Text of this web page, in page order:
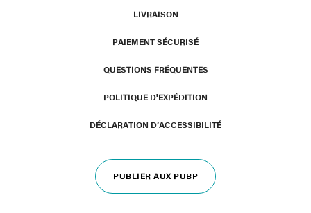
LIVRAISON
PAIEMENT SÉCURISÉ
QUESTIONS FRÉQUENTES
POLITIQUE D'EXPÉDITION
DÉCLARATION D’ACCESSIBILITÉ
PUBLIER AUX PUBP